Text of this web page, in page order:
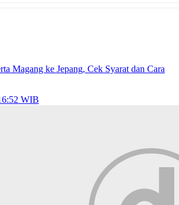
Magang ke Jepang, Cek Syarat dan Cara
WIB